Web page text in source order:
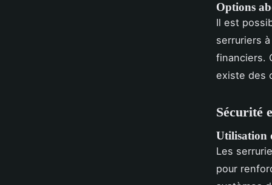
Options
Il est
serruriers
financiers.
existe des
Sécurité
Utilisation
Les
pour